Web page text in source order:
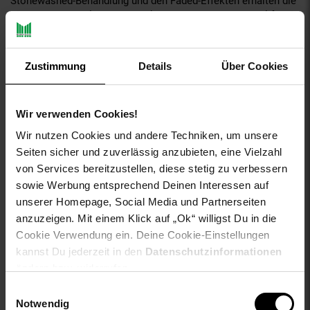
Zustimmung Details Über Cookies
Wir verwenden Cookies!
Wir nutzen Cookies und andere Techniken, um unsere
Seiten sicher und zuverlässig anzubieten, eine Vielzahl
von Services bereitzustellen, diese stetig zu verbessern
sowie Werbung entsprechend Deinen Interessen auf
unserer Homepage, Social Media und Partnerseiten
anzuzeigen. Mit einem Klick auf „Ok“ willigst Du in die
Cookie Verwendung ein. Deine Cookie-Einstellungen
kannst Du jederzeit in den Datenschutzinformationen
Notwendig
Shorts einen coolen Used-Look. Diese Shorts sind ideal für
entspannte Sommertage und lässige Outfits. Ein Labelpatch
Kombiniere sie mit einem T-Shirt oder Tank-Top für einen
coolen, sommerlichen Stil. Ein unverzichtbares Must-have, das
Stil und Komfort perfekt vereint.
Gattung VG für Titel: Shorts
aboutyou-titel: Bermuda 'Alex'
ay-PFAS: PFAS Frei
ay-material: Obermaterial: 100% Baumwolle
ay-material-eigenschaften: Baumwolle
ay-passform schuh: keine Angabe
ay-pullover-materialart: kein Pullover
ay-schuh-acc material: kein Schuh
ay-schuhdetails: keine Angabe
ay-sondergroessen_produktebene: keine Angabe
ay-technologie jeans: keine Angabe
buegeln: Mäßig heiß bügeln bei max. 150°C